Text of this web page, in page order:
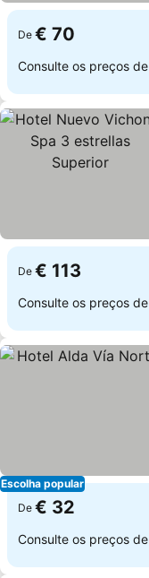
De € 70
Consulte os preços de
De € 113
Consulte os preços de
Escolha popular
De € 32
Consulte os preços de